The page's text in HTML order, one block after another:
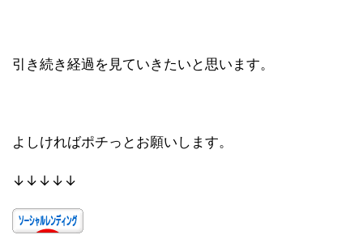
引き続き経過を見ていきたいと思います。
よしければポチっとお願いします。
↓↓↓↓↓